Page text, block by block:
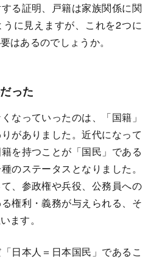
る証明、戸籍は家族関係に関
に見えますが、これを2つに
はあるのでしょうか。
った
なっていったのは、「国籍」
がありました。近代になって
を持つことが「国民」である
のステータスとなりました。
、参政権や兵役、公務員への
権利・義務が与えられる、そ
ます。
日本人＝日本国民」であるこ